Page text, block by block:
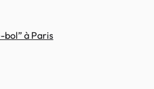
bol” à Paris